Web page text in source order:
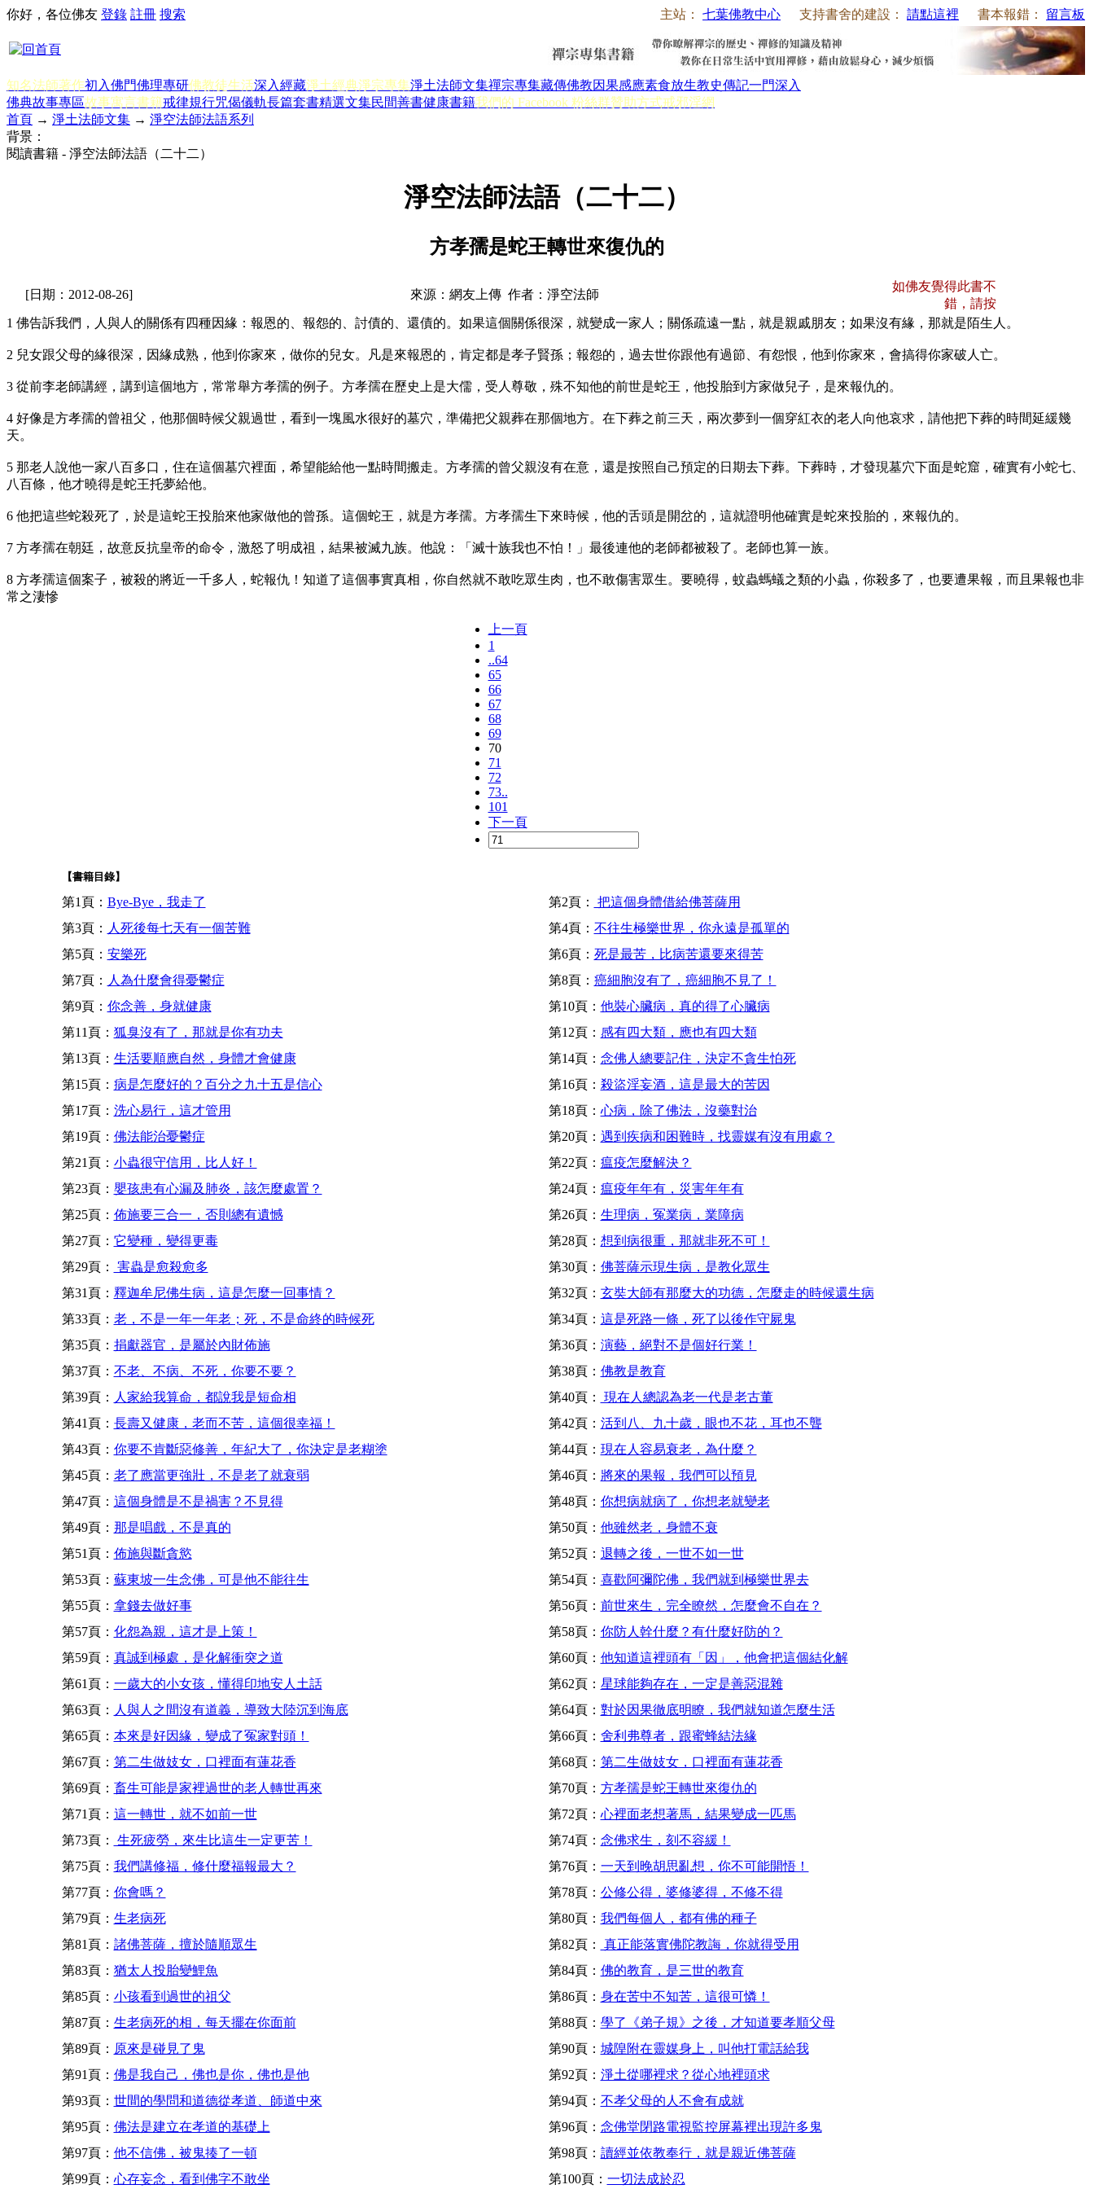
主站： 七葉佛教中心 支持書舍的建設： 請點這裡 書本報錯： 留言板
你好，各位佛友 登錄 註冊 搜索
知名法師著作初入佛門佛理專研佛教徒生活深入經藏淨土經典淨宗專集淨土法師文集禪宗專集藏傳佛教因果感應素食放生教史傳記一門深入
佛典故事專區故事寓言書籍戒律規行咒偈儀軌長篇套書精選文集民間善書健康書籍我們的 Facebook 粉絲群贊助方式戒邪淫網
首頁 → 淨土法師文集 → 淨空法師法語系列
背景：
閱讀書籍 - 淨空法師法語（二十二）
淨空法師法語（二十二）
方孝孺是蛇王轉世來復仇的
[日期：2012-08-26] 來源：網友上傳 作者：淨空法師
如佛友覺得此書不
錯，請按
1 佛告訴我們，人與人的關係有四種因緣：報恩的、報怨的、討債的、還債的。如果這個關係很深，就變成一家人；關係疏遠一點，就是親戚朋友；如果沒有緣，那就是陌生人。
2 兒女跟父母的緣很深，因緣成熟，他到你家來，做你的兒女。凡是來報恩的，肯定都是孝子賢孫；報怨的，過去世你跟他有過節、有怨恨，他到你家來，會搞得你家破人亡。
3 從前李老師講經，講到這個地方，常常舉方孝孺的例子。方孝孺在歷史上是大儒，受人尊敬，殊不知他的前世是蛇王，他投胎到方家做兒子，是來報仇的。
4 好像是方孝孺的曾祖父，他那個時候父親過世，看到一塊風水很好的墓穴，準備把父親葬在那個地方。在下葬之前三天，兩次夢到一個穿紅衣的老人向他哀求，請他把下葬的時間延緩幾
天。
5 那老人說他一家八百多口，住在這個墓穴裡面，希望能給他一點時間搬走。方孝孺的曾父親沒有在意，還是按照自己預定的日期去下葬。下葬時，才發現墓穴下面是蛇窟，確實有小蛇七、
八百條，他才曉得是蛇王托夢給他。
6 他把這些蛇殺死了，於是這蛇王投胎來他家做他的曾孫。這個蛇王，就是方孝孺。方孝孺生下來時候，他的舌頭是開岔的，這就證明他確實是蛇來投胎的，來報仇的。
7 方孝孺在朝廷，故意反抗皇帝的命令，激怒了明成祖，結果被滅九族。他說：「滅十族我也不怕！」最後連他的老師都被殺了。老師也算一族。
8 方孝孺這個案子，被殺的將近一千多人，蛇報仇！知道了這個事實真相，你自然就不敢吃眾生肉，也不敢傷害眾生。要曉得，蚊蟲螞蟻之類的小蟲，你殺多了，也要遭果報，而且果報也非
常之淒慘
上一頁
1
..64
65
66
67
68
69
70
71
72
73..
101
下一頁
【書籍目錄】
第1頁： Bye-Bye，我走了 第2頁：
把這個身體借給佛菩薩用
第3頁： 人死後每七天有一個苦難 第4頁： 不往生極樂世界，你永遠是孤單的
第5頁： 安樂死 第6頁： 死是最苦，比病苦還要來得苦
第7頁： 人為什麼會得憂鬱症 第8頁： 癌細胞沒有了，癌細胞不見了！
第9頁： 你念善，身就健康 第10頁： 他裝心臟病，真的得了心臟病
第11頁： 狐臭沒有了，那就是你有功夫 第12頁： 感有四大類，應也有四大類
第13頁： 生活要順應自然，身體才會健康 第14頁： 念佛人總要記住，決定不貪生怕死
第15頁： 病是怎麼好的？百分之九十五是信心 第16頁： 殺盜淫妄酒，這是最大的苦因
第17頁： 洗心易行，這才管用 第18頁： 心病，除了佛法，沒藥對治
第19頁： 佛法能治憂鬱症 第20頁： 遇到疾病和困難時，找靈媒有沒有用處？
第21頁： 小蟲很守信用，比人好！ 第22頁： 瘟疫怎麼解決？
第23頁： 嬰孩患有心漏及肺炎，該怎麼處置？ 第24頁： 瘟疫年年有，災害年年有
第25頁： 佈施要三合一，否則總有遺憾 第26頁： 生理病，冤業病，業障病
第27頁： 它變種，變得更毒 第28頁： 想到病很重，那就非死不可！
第29頁：
害蟲是愈殺愈多 第30頁： 佛菩薩示現生病，是教化眾生
第31頁： 釋迦牟尼佛生病，這是怎麼一回事情？ 第32頁： 玄奘大師有那麼大的功德，怎麼走的時候還生病
第33頁： 老，不是一年一年老；死，不是命終的時候死 第34頁： 這是死路一條，死了以後作守屍鬼
第35頁： 捐獻器官，是屬於內財佈施 第36頁： 演藝，絕對不是個好行業！
第37頁： 不老、不病、不死，你要不要？ 第38頁： 佛教是教育
第39頁： 人家給我算命，都說我是短命相 第40頁：
現在人總認為老一代是老古董
第41頁： 長壽又健康，老而不苦，這個很幸福！ 第42頁： 活到八、九十歲，眼也不花，耳也不聾
第43頁： 你要不肯斷惡修善，年紀大了，你決定是老糊塗 第44頁： 現在人容易衰老，為什麼？
第45頁： 老了應當更強壯，不是老了就衰弱 第46頁： 將來的果報，我們可以預見
第47頁： 這個身體是不是禍害？不見得 第48頁： 你想病就病了，你想老就變老
第49頁： 那是唱戲，不是真的 第50頁： 他雖然老，身體不衰
第51頁： 佈施與斷貪慾 第52頁： 退轉之後，一世不如一世
第53頁： 蘇東坡一生念佛，可是他不能往生 第54頁： 喜歡阿彌陀佛，我們就到極樂世界去
第55頁： 拿錢去做好事 第56頁： 前世來生，完全瞭然，怎麼會不自在？
第57頁： 化怨為親，這才是上策！ 第58頁： 你防人幹什麼？有什麼好防的？
第59頁： 真誠到極處，是化解衝突之道 第60頁： 他知道這裡頭有「因」，他會把這個結化解
第61頁： 一歲大的小女孩，懂得印地安人土話 第62頁： 星球能夠存在，一定是善惡混雜
第63頁： 人與人之間沒有道義，導致大陸沉到海底 第64頁： 對於因果徹底明瞭，我們就知道怎麼生活
第65頁： 本來是好因緣，變成了冤家對頭！ 第66頁： 舍利弗尊者，跟蜜蜂結法緣
第67頁： 第二生做妓女，口裡面有蓮花香 第68頁： 第二生做妓女，口裡面有蓮花香
第69頁： 畜生可能是家裡過世的老人轉世再來 第70頁： 方孝孺是蛇王轉世來復仇的
第71頁： 這一轉世，就不如前一世 第72頁： 心裡面老想著馬，結果變成一匹馬
第73頁：
生死疲勞，來生比這生一定更苦！ 第74頁： 念佛求生，刻不容緩！
第75頁： 我們講修福，修什麼福報最大？ 第76頁： 一天到晚胡思亂想，你不可能開悟！
第77頁： 你會嗎？ 第78頁： 公修公得，婆修婆得，不修不得
第79頁： 生老病死 第80頁： 我們每個人，都有佛的種子
第81頁： 諸佛菩薩，擅於隨順眾生 第82頁：
真正能落實佛陀教誨，你就得受用
第83頁： 猶太人投胎變鯉魚 第84頁： 佛的教育，是三世的教育
第85頁： 小孩看到過世的祖父 第86頁： 身在苦中不知苦，這很可憐！
第87頁： 生老病死的相，每天擺在你面前 第88頁： 學了《弟子規》之後，才知道要孝順父母
第89頁： 原來是碰見了鬼 第90頁： 城隍附在靈媒身上，叫他打電話給我
第91頁： 佛是我自己，佛也是你，佛也是他 第92頁： 淨土從哪裡求？從心地裡頭求
第93頁： 世間的學問和道德從孝道、師道中來 第94頁： 不孝父母的人不會有成就
第95頁： 佛法是建立在孝道的基礎上 第96頁： 念佛堂閉路電視監控屏幕裡出現許多鬼
第97頁： 他不信佛，被鬼揍了一頓 第98頁： 讀經並依教奉行，就是親近佛菩薩
第99頁： 心存妄念，看到佛字不敢坐 第100頁： 一切法成於忍